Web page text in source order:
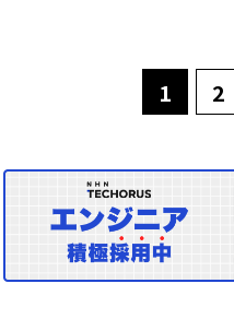
1 2